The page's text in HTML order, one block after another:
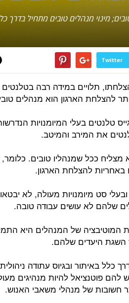
מינוי מנהלים טובים מתחיל בדרך
Twitter
תלויים במידה רבה
להצלחת הארגון הוא מנהלים
טלנטים בעלי המיומנויות
את המירב והמיטב.
מצליח ככל שמנהליו טובים.
באחריות להצלחת הארגון.
סט מיומנויות מעולה, לא
שלהם לא עושים עבודה טובה.
המוטיבציה של המנהלים היא
השגת היעדים שלהם.
כלל באיתור ובגיוס עתודה
להם פוטנציאל להיות מנהיגים
חשובות של מנהלי משאבי האנוש.